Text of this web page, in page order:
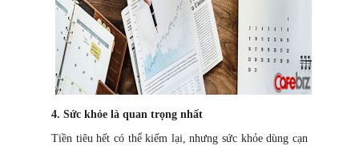
4. Sức khỏe là quan trọng nhất
Tiền tiêu hết có thể kiếm lại, nhưng sức khỏe dùng cạn